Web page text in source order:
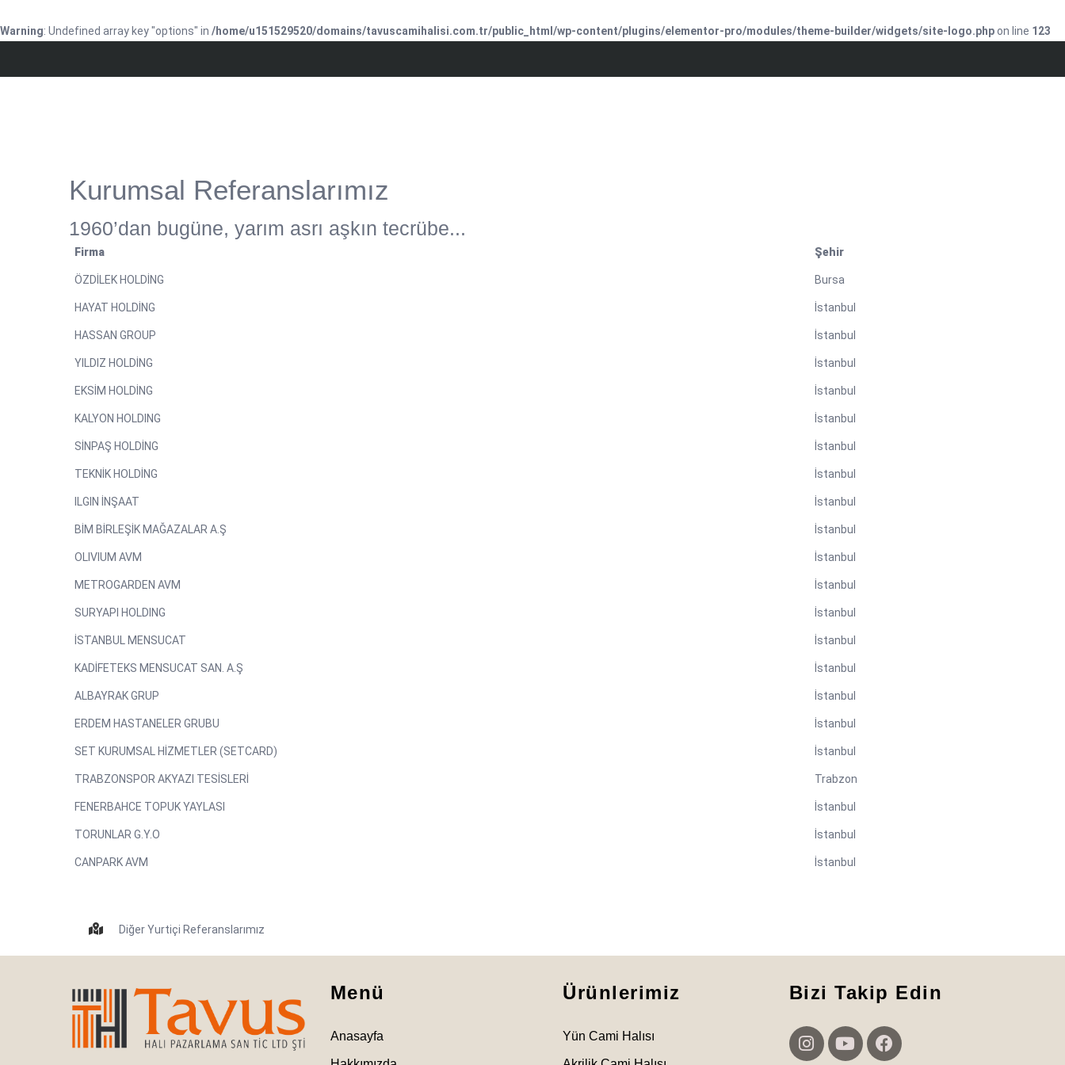
Warning: Undefined array key "options" in /home/u151529520/domains/tavuscamihalisi.com.tr/public_html/wp-content/plugins/elementor-pro/modules/theme-builder/widgets/site-logo.phpon line 123
Kurumsal Referanslarımız
1960’dan bugüne, yarım asrı aşkın tecrübe...
Firma Şehir
ÖZDİLEK HOLDİNG Bursa
HAYAT HOLDİNG İstanbul
HASSAN GROUP İstanbul
YILDIZ HOLDİNG İstanbul
EKSİM HOLDİNG İstanbul
KALYON HOLDING İstanbul
SİNPAŞ HOLDİNG İstanbul
TEKNİK HOLDİNG İstanbul
ILGIN İNŞAAT İstanbul
BİM BİRLEŞİK MAĞAZALAR A.Ş İstanbul
OLIVIUM AVM İstanbul
METROGARDEN AVM İstanbul
SURYAPI HOLDING İstanbul
İSTANBUL MENSUCAT İstanbul
KADİFETEKS MENSUCAT SAN. A.Ş İstanbul
ALBAYRAK GRUP İstanbul
ERDEM HASTANELER GRUBU İstanbul
SET KURUMSAL HİZMETLER (SETCARD) İstanbul
TRABZONSPOR AKYAZI TESİSLERİ Trabzon
FENERBAHCE TOPUK YAYLASI İstanbul
TORUNLAR G.Y.O İstanbul
CANPARK AVM İstanbul
Diğer Yurtiçi Referanslarımız
Menü
Anasayfa
Ürünlerimiz
Yün Cami Halısı
Bizi Takip Edin